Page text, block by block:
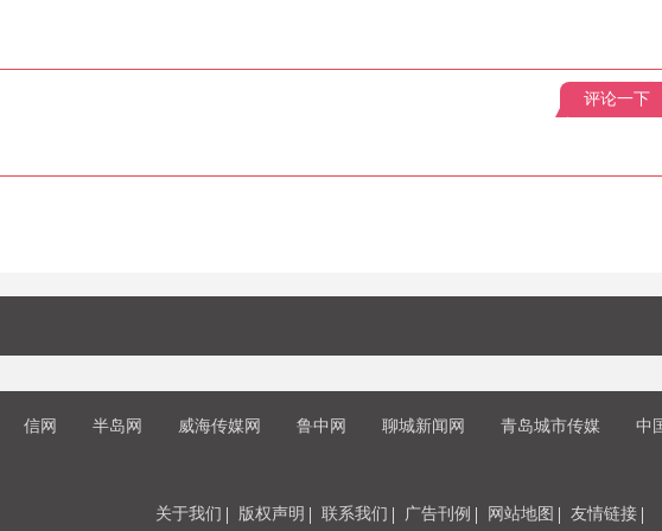
评论一下
信网 半岛网 威海传媒网 鲁中网 聊城新闻网 青岛城市传媒 中
关于我们 版权声明 联系我们 广告刊例 网站地图 友情链接